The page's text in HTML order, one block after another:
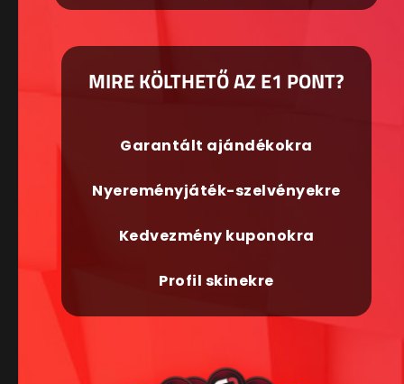
MIRE KÖLTHETŐ AZ E1 PONT?
Garantált ajándékokra
Nyereményjáték-szelvényekre
Kedvezmény kuponokra
Profil skinekre